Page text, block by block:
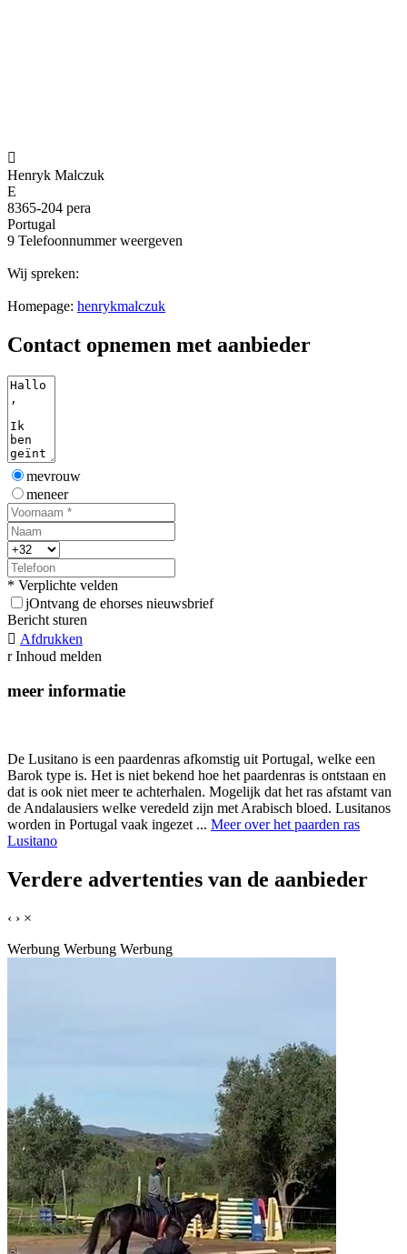

Henryk Malczuk
E
8365-204 pera
Portugal
9 Telefoonnummer weergeven
Wij spreken:
Homepage: henrykmalczuk
Contact opnemen met aanbieder
mevrouw
meneer
* Verplichte velden
jOntvang de ehorses nieuwsbrief
Bericht sturen
 Afdrukken
r Inhoud melden
meer informatie
De Lusitano is een paardenras afkomstig uit Portugal, welke een
Barok type is. Het is niet bekend hoe het paardenras is ontstaan en
dat is ook niet meer te achterhalen. Mogelijk dat het ras afstamt van
de Andalausiers welke veredeld zijn met Arabisch bloed. Lusitanos
worden in Portugal vaak ingezet ... Meer over het paarden ras
Lusitano
Verdere advertenties van de aanbieder
‹ › ×
Werbung Werbung Werbung